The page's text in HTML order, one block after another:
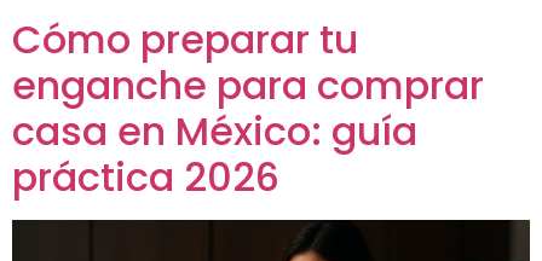
Cómo preparar tu
enganche para comprar
casa en México: guía
práctica 2026